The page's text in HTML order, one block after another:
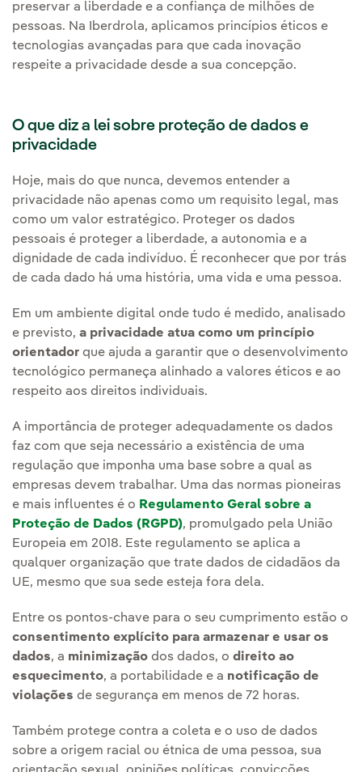
preservar a liberdade e a confiança de milhões de
pessoas. Na Iberdrola, aplicamos princípios éticos e
tecnologias avançadas para que cada inovação
respeite a privacidade desde a sua concepção.
O que diz a lei sobre proteção de dados e
privacidade
Hoje, mais do que nunca, devemos entender a
privacidade não apenas como um requisito legal, mas
como um valor estratégico. Proteger os dados
pessoais é proteger a liberdade, a autonomia e a
dignidade de cada indivíduo. É reconhecer que por trás
de cada dado há uma história, uma vida e uma pessoa.
Em um ambiente digital onde tudo é medido, analisado
e previsto, a privacidade atua como um princípio
orientador que ajuda a garantir que o desenvolvimento
tecnológico permaneça alinhado a valores éticos e ao
respeito aos direitos individuais.
A importância de proteger adequadamente os dados
faz com que seja necessário a existência de uma
regulação que imponha uma base sobre a qual as
empresas devem trabalhar. Uma das normas pioneiras
e mais influentes é o Regulamento Geral sobre a
Proteção de Dados (RGPD), promulgado pela União
Europeia em 2018. Este regulamento se aplica a
qualquer organização que trate dados de cidadãos da
UE, mesmo que sua sede esteja fora dela.
Entre os pontos-chave para o seu cumprimento estão o
consentimento explícito para armazenar e usar os
dados, a minimização dos dados, o direito ao
esquecimento, a portabilidade e a notificação de
violações de segurança em menos de 72 horas.
Também protege contra a coleta e o uso de dados
sobre a origem racial ou étnica de uma pessoa, sua